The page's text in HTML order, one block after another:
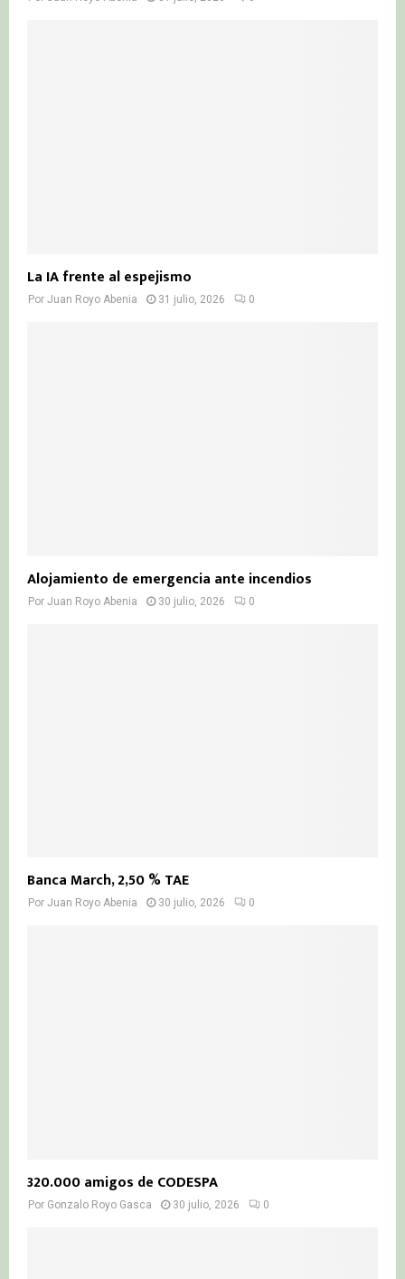
La IA frente al espejismo
Por Juan Royo Abenia 31 julio, 2026 0
Alojamiento de emergencia ante incendios
Por Juan Royo Abenia 30 julio, 2026 0
Banca March, 2,50 % TAE
Por Juan Royo Abenia 30 julio, 2026 0
320.000 amigos de CODESPA
Por Gonzalo Royo Gasca 30 julio, 2026 0